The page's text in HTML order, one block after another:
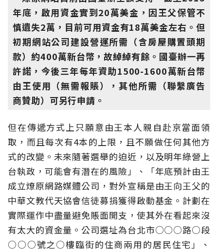
年底，啟用資金實到20萬美金，因王父保管不
慎遺失2萬，目前可用資金有18萬美金左右。但
初期網站公司建設營運所需（含房屋購置頭期
款）約400萬新台幣，故綽綽有餘。國臺辦一再
許諾，今後三年每年資助1500-1600萬新台幣
由王使用（無需報賬），其他所需（聯繫廣告
商贊助）可另行申請。
但在傳遞方式上只願意由王本人親自赴京當面領
取，而且每次有4本的上限，且不願做任何其他方
式的改變。未來隨著選舉的迫近，以及明年綠營上
台執政，可能會有潛在的風險」、「年底預計由王
成立燎原網路媒體公司，對外宣稱是由王向王父的
中華文教代天協會信徒募捐獲得啟動基金。計劃在
實際運作中盡量避免賬面開支，使其外在看起來沒
有太大的資金量。公司選址為台北市○○○路○段
○○○號之○樓臨街的住商兩用的居民住宅」、